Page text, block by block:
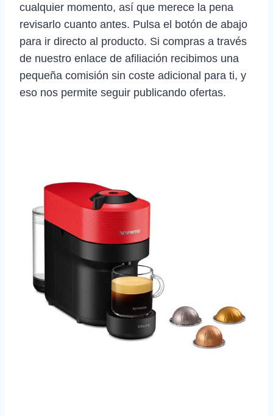
cualquier momento, así que merece la pena
revisarlo cuanto antes. Pulsa el botón de abajo
para ir directo al producto. Si compras a través
de nuestro enlace de afiliación recibimos una
pequeña comisión sin coste adicional para ti, y
eso nos permite seguir publicando ofertas.